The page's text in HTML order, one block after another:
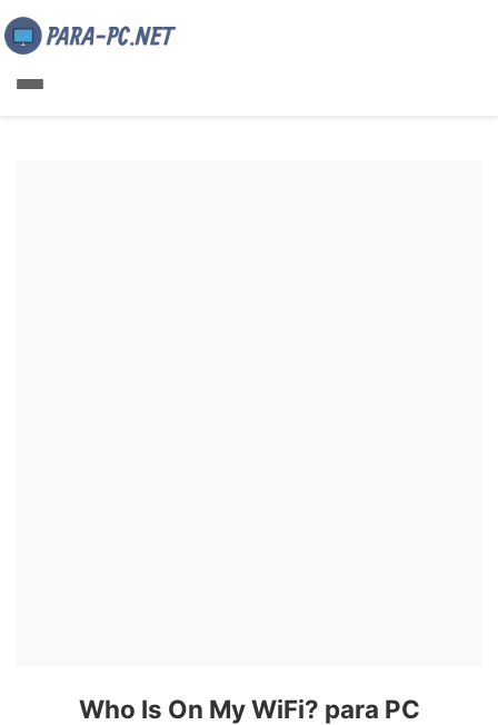
Who Is On My WiFi? para PC